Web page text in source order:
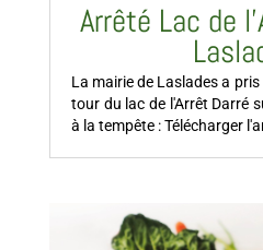
Arrêté Lac de
La mairie de Laslades a
tour du lac de l'Arrêt Darré
à la tempête : Télécharger